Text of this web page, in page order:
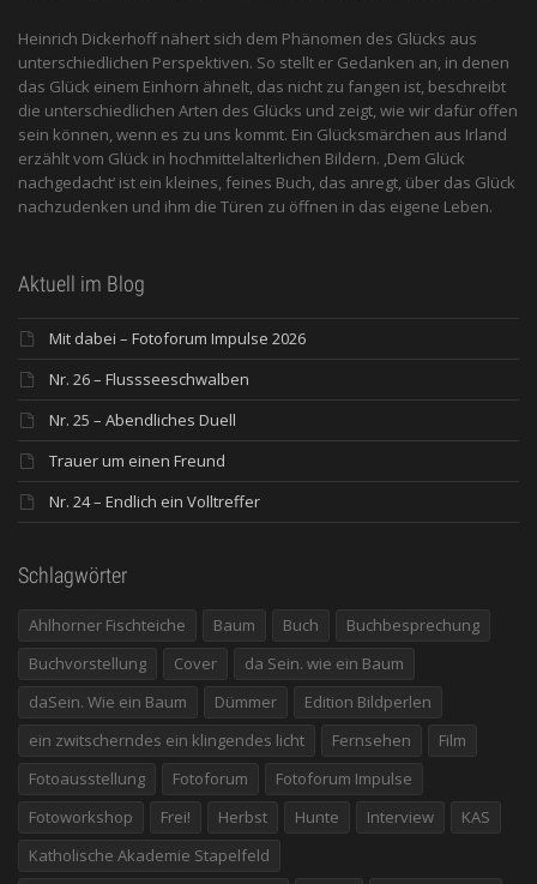
Heinrich Dickerhoff nähert sich dem Phänomen des Glücks aus
unterschiedlichen Perspektiven. So stellt er Gedanken an, in denen
das Glück einem Einhorn ähnelt, das nicht zu fangen ist, beschreibt
die unterschiedlichen Arten des Glücks und zeigt, wie wir dafür offen
sein können, wenn es zu uns kommt. Ein Glücksmärchen aus Irland
erzählt vom Glück in hochmittelalterlichen Bildern. ‚Dem Glück
nachgedacht‘ ist ein kleines, feines Buch, das anregt, über das Glück
nachzudenken und ihm die Türen zu öffnen in das eigene Leben.
Aktuell im Blog
Mit dabei – Fotoforum Impulse 2026
Nr. 26 – Flussseeschwalben
Nr. 25 – Abendliches Duell
Trauer um einen Freund
Nr. 24 – Endlich ein Volltreffer
Schlagwörter
Ahlhorner Fischteiche Baum Buch
Buchbesprechung
Buchvorstellung
Cover
da Sein. wie ein Baum
daSein. Wie ein Baum
Dümmer
Edition Bildperlen
ein zwitscherndes ein klingendes licht
Fernsehen
Film
Fotoausstellung
Fotoforum
Fotoforum Impulse
Fotoworkshop
Frei! Herbst Hunte Interview
KAS
Katholische Akademie Stapelfeld